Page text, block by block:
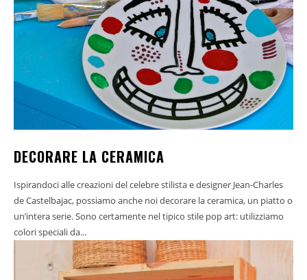
DECORARE LA CERAMICA
Ispirandoci alle creazioni del celebre stilista e designer Jean-Charles
de Castelbajac, possiamo anche noi decorare la ceramica, un piatto o
un’intera serie. Sono certamente nel tipico stile pop art: utilizziamo
colori speciali da...